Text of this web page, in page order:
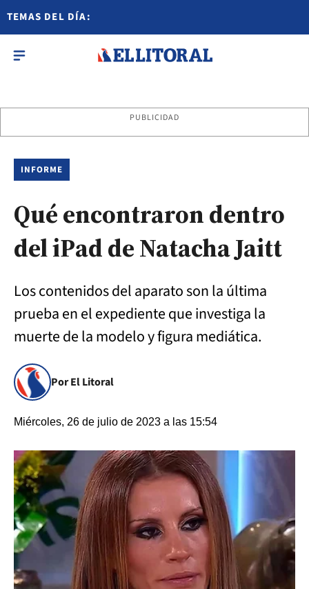
TEMAS DEL DÍA:
PUBLICIDAD
INFORME
Qué encontraron dentro
del iPad de Natacha Jaitt
Los contenidos del aparato son la última
prueba en el expediente que investiga la
muerte de la modelo y figura mediática.
Por El Litoral
Miércoles, 26 de julio de 2023 a las 15:54